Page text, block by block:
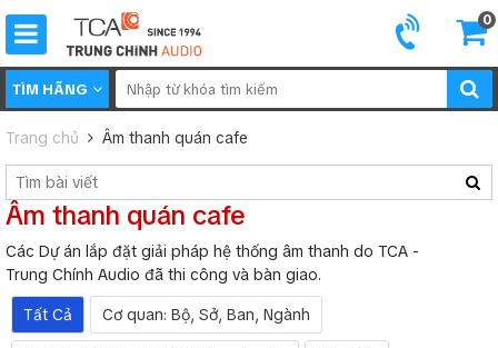
0
TÌM HÃNG
Trang chủ Âm thanh quán cafe
Âm thanh quán cafe
Các Dự án lắp đặt giải pháp hệ thống âm thanh do TCA -
Trung Chính Audio đã thi công và bàn giao.
Tất Cả
Cơ quan: Bộ, Sở, Ban, Ngành